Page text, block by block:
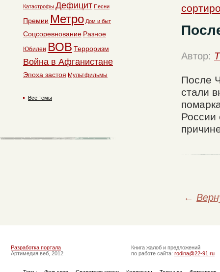
Автор:
После
стали
России
←
Катастрофы Дефицит Песни
Премии Метро Дом и быт
Соцсоревнование Разное
Юбилеи ВОВ Терроризм
Война в Афганистане
Эпоха застоя Мультфильмы
Все темы
Разработка портала
Артимедия веб, 2012
Книга жалоб и предложений
по работе сайта: rodina@22-91.ru